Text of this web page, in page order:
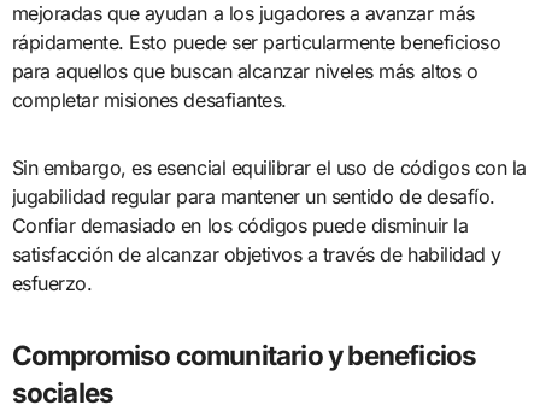
mejoradas que ayudan a los jugadores a avanzar más
rápidamente. Esto puede ser particularmente beneficioso
para aquellos que buscan alcanzar niveles más altos o
completar misiones desafiantes.
Sin embargo, es esencial equilibrar el uso de códigos con la
jugabilidad regular para mantener un sentido de desafío.
Confiar demasiado en los códigos puede disminuir la
satisfacción de alcanzar objetivos a través de habilidad y
esfuerzo.
Compromiso comunitario y beneficios
sociales